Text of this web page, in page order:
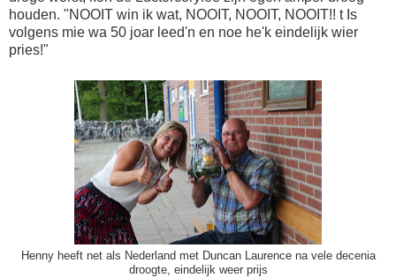
houden. "NOOIT win ik wat, NOOIT, NOOIT, NOOIT!! t Is
volgens mie wa 50 joar leed'n en noe he'k eindelijk wier
pries!"
Henny heeft net als Nederland met Duncan Laurence na vele decenia
droogte, eindelijk weer prijs